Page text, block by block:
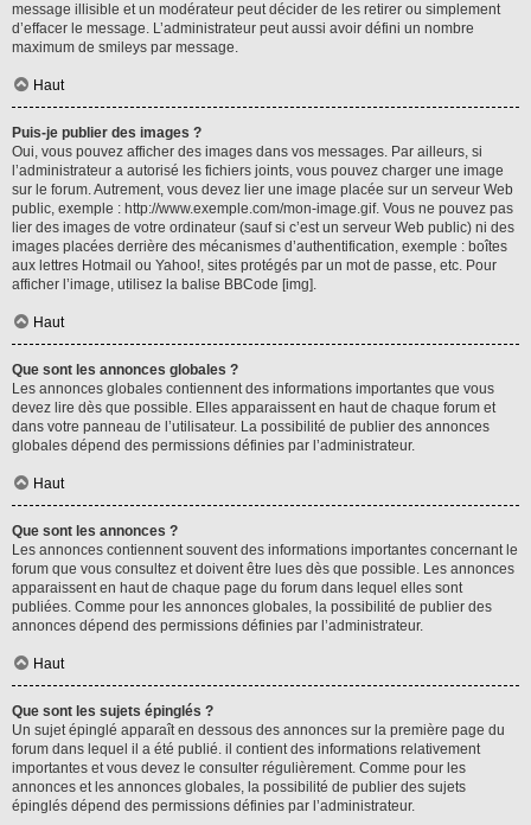
message illisible et un modérateur peut décider de les retirer ou simplement
d’effacer le message. L’administrateur peut aussi avoir défini un nombre
maximum de smileys par message.
Haut
Puis-je publier des images ?
Oui, vous pouvez afficher des images dans vos messages. Par ailleurs, si
l’administrateur a autorisé les fichiers joints, vous pouvez charger une image
sur le forum. Autrement, vous devez lier une image placée sur un serveur Web
public, exemple : http://www.exemple.com/mon-image.gif. Vous ne pouvez pas
lier des images de votre ordinateur (sauf si c’est un serveur Web public) ni des
images placées derrière des mécanismes d’authentification, exemple : boîtes
aux lettres Hotmail ou Yahoo!, sites protégés par un mot de passe, etc. Pour
afficher l’image, utilisez la balise BBCode [img].
Haut
Que sont les annonces globales ?
Les annonces globales contiennent des informations importantes que vous
devez lire dès que possible. Elles apparaissent en haut de chaque forum et
dans votre panneau de l’utilisateur. La possibilité de publier des annonces
globales dépend des permissions définies par l’administrateur.
Haut
Que sont les annonces ?
Les annonces contiennent souvent des informations importantes concernant le
forum que vous consultez et doivent être lues dès que possible. Les annonces
apparaissent en haut de chaque page du forum dans lequel elles sont
publiées. Comme pour les annonces globales, la possibilité de publier des
annonces dépend des permissions définies par l’administrateur.
Haut
Que sont les sujets épinglés ?
Un sujet épinglé apparaît en dessous des annonces sur la première page du
forum dans lequel il a été publié. il contient des informations relativement
importantes et vous devez le consulter régulièrement. Comme pour les
annonces et les annonces globales, la possibilité de publier des sujets
épinglés dépend des permissions définies par l’administrateur.